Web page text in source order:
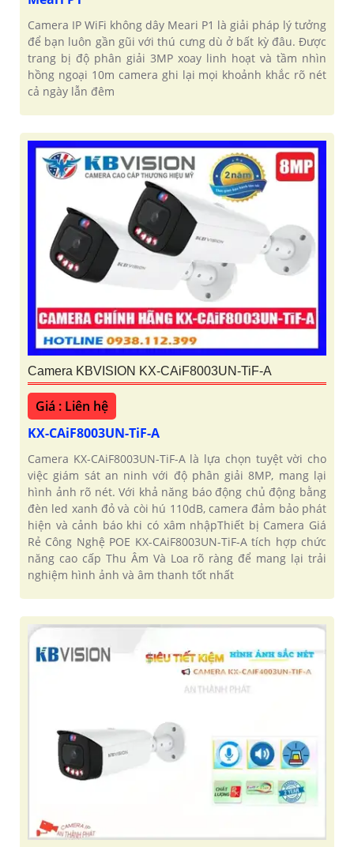
Camera IP WiFi không dây Meari P1 là giải pháp lý tưởng
để bạn luôn gần gũi với thú cưng dù ở bất kỳ đâu. Được
trang bị độ phân giải 3MP xoay linh hoạt và tầm nhìn
hồng ngoại 10m camera ghi lại mọi khoảnh khắc rõ nét
cả ngày lẫn đêm
Camera KBVISION KX-CAiF8003UN-TiF-A
Giá : Liên hệ
KX-CAiF8003UN-TiF-A
Camera KX-CAiF8003UN-TiF-A là lựa chọn tuyệt vời cho
việc giám sát an ninh với độ phân giải 8MP, mang lại
hình ảnh rõ nét. Với khả năng báo động chủ động bằng
đèn led xanh đỏ và còi hú 110dB, camera đảm bảo phát
hiện và cảnh báo khi có xâm nhậpThiết bị Camera Giá
Rẻ Công Nghệ POE KX-CAiF8003UN-TiF-A tích hợp chức
năng cao cấp Thu Âm Và Loa rõ ràng để mang lại trải
nghiệm hình ảnh và âm thanh tốt nhất